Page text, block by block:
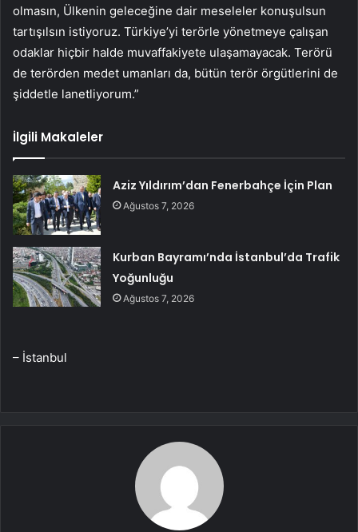
olmasın, Ülkenin geleceğine dair meseleler konuşulsun
tartışılsın istiyoruz. Türkiye’yi terörle yönetmeye çalışan
odaklar hiçbir halde muvaffakiyete ulaşamayacak. Terörü
de terörden medet umanları da, bütün terör örgütlerini de
şiddetle lanetliyorum.”
İlgili Makaleler
Aziz Yıldırım’dan Fenerbahçe İçin Plan
Ağustos 7, 2026
Kurban Bayramı’nda İstanbul’da Trafik
Yoğunluğu
Ağustos 7, 2026
– İstanbul